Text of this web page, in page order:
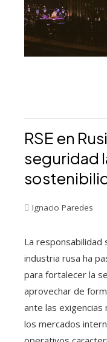
RSE en
seguridad
Ignacio Paredes
La responsabilidad
industria rusa ha
para fortalecer la
aprovechar de
ante las
los mercados